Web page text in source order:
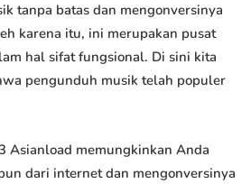
tanpa batas dan mengonversinya
karena itu, ini merupakan pusat
hal sifat fungsional. Di sini kita
pengunduh musik telah populer
Asianload memungkinkan Anda
dari internet dan mengonversinya